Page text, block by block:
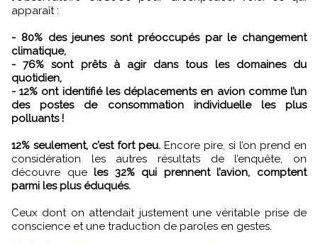
apparaît :
- 80% des jeunes sont préoccupés par le changement
climatique,
- 76% sont prêts à agir dans tous les domaines du
quotidien,
- 12% ont identifié les déplacements en avion comme l’un
des postes de consommation individuelle les plus
polluants !
12% seulement, c’est fort peu. Encore pire, si l’on prend en
considération les autres résultats de l’enquête, on
découvre queles 32% qui prennent l’avion, comptent
parmi les plus éduqués.
Ceux dont on attendait justement une véritable prise de
conscience et une traduction de paroles en gestes.